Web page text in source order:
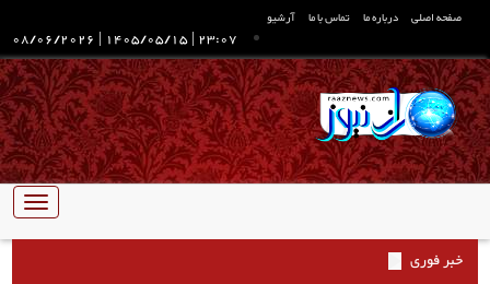
صفحه اصلی درباره ما تماس با ما آرشیو
23:07
|
1405/05/15
|
08/06/2026
تبدیل
ناوبری
خبر فوری